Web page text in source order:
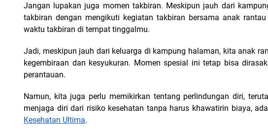
Jangan lupakan juga momen takbiran. Meskipun jauh dari
takbiran dengan mengikuti kegiatan takbiran bersama anak
waktu takbiran di tempat tinggalmu.
Jadi, meskipun jauh dari keluarga di kampung halaman, kita anak
kegembiraan dan kesyukuran. Momen spesial ini tetap bisa
perantauan.
Namun, kita juga perlu memikirkan tentang perlindungan diri,
menjaga diri dari risiko kesehatan tanpa harus khawatirin biaya,
Kesehatan Ultima.